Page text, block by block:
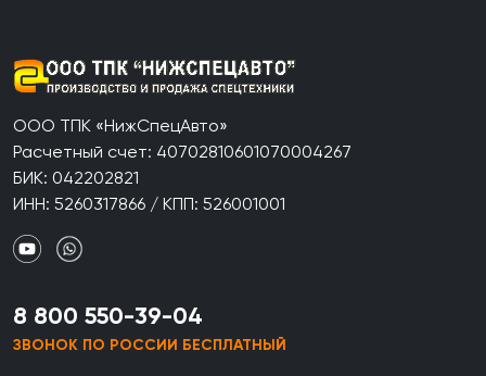
ООО ТПК «НижСпецАвто»
Расчетный счет: 40702810601070004267
БИК: 042202821
ИНН: 5260317866 / КПП: 526001001
8 800 550-39-04
ЗВОНОК ПО РОССИИ БЕСПЛАТНЫЙ